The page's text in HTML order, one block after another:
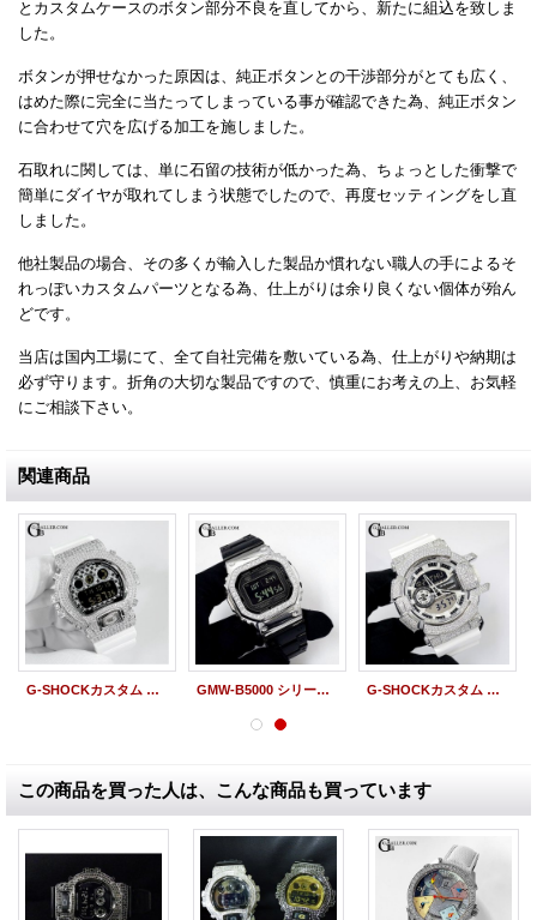
とカスタムケースのボタン部分不良を直してから、新たに組込を致しま
した。
ボタンが押せなかった原因は、純正ボタンとの干渉部分がとても広く、
はめた際に完全に当たってしまっている事が確認できた為、純正ボタン
に合わせて穴を広げる加工を施しました。
石取れに関しては、単に石留の技術が低かった為、ちょっとした衝撃で
簡単にダイヤが取れてしまう状態でしたので、再度セッティングをし直
しました。
他社製品の場合、その多くが輸入した製品か慣れない職人の手によるそ
れっぽいカスタムパーツとなる為、仕上がりは余り良くない個体が殆ん
どです。
当店は国内工場にて、全て自社完備を敷いている為、仕上がりや納期は
必ず守ります。折角の大切な製品ですので、慎重にお考えの上、お気軽
にご相談下さい。
関連商品
G-SHOCKカスタム DW6900 STARダイヤル フルカスタム GMW-B5000 シリーズ用 カスタムベゼル G-SHCOKカスタム G-SHOCKカスタム GA-400-7 ハイパーカラーズ パヴェダイヤ 本体SET
この商品を買った人は、こんな商品も買っています